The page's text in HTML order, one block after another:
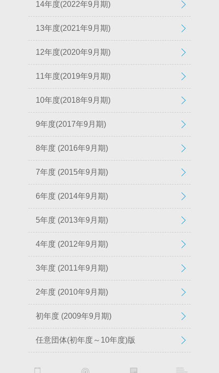
14年度(2022年9月期)
13年度(2021年9月期)
12年度(2020年9月期)
11年度(2019年9月期)
10年度(2018年9月期)
9年度(2017年9月期)
8年度 (2016年9月期)
7年度 (2015年9月期)
6年度 (2014年9月期)
5年度 (2013年9月期)
4年度 (2012年9月期)
3年度 (2011年9月期)
2年度 (2010年9月期)
初年度 (2009年9月期)
任意団体(初年度～10年度)版